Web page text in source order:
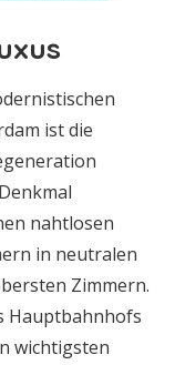
ist die
nahtlosen
in neutralen
Zimmern.
Hauptbahnhofs
wichtigsten